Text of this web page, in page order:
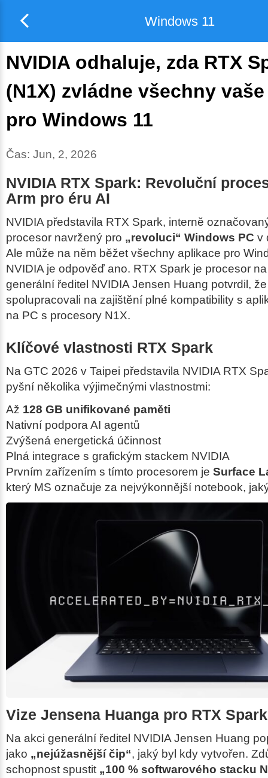
Windows 11
NVIDIA odhaluje, zda RTX
(N1X) zvládne všechny
pro Windows 11
Čas: Jun, 2, 2026
NVIDIA RTX Spark: Revoluční
Arm pro éru AI
NVIDIA představila RTX Spark, interně
procesor navržený pro „revoluci“ Windows PC v
Ale může na něm běžet všechny aplikace pro
NVIDIA je odpověď ano. RTX Spark je procesor
generální ředitel NVIDIA Jensen Huang potvrdil,
spolupracovali na zajištění plné kompatibility s
na PC s procesory N1X.
Klíčové vlastnosti RTX Spark
Na GTC 2026 v Taipei představila NVIDIA RTX
pyšní několika výjimečnými vlastnostmi:
Až 128 GB unifikované paměti
Nativní podpora AI agentů
Zvýšená energetická účinnost
Plná integrace s grafickým stackem NVIDIA
Prvním zařízením s tímto procesorem je Surface
který MS označuje za nejvýkonnější notebook,
Vize Jensena Huanga pro RTX Spark
Na akci generální ředitel NVIDIA Jensen Huang
jako „nejúžasnější čip“, jaký byl kdy vytvořen.
schopnost spustit „100 % softwarového stacku